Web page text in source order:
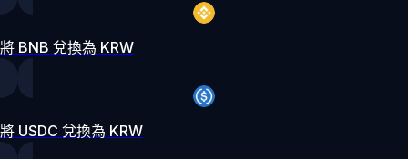
將 BNB 兌換為 KRW
將 USDC 兌換為 KRW